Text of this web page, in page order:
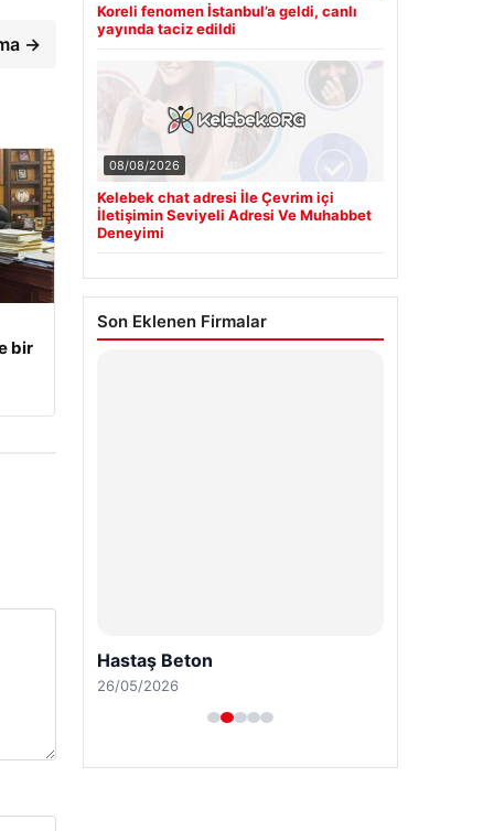
→
bir
Koreli fenomen İstanbul’a geldi, canlı
yayında taciz edildi
08/08/2026
Kelebek chat adresi İle Çevrim içi
İletişimin Seviyeli Adresi Ve Muhabbet
Deneyimi
Son Eklenen Firmalar